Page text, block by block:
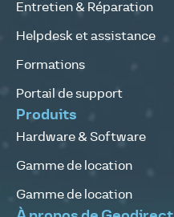
Entretien & Réparation
Helpdesk et assistance
Formations
Portail de support
Produits
Hardware & Software
Gamme de location
Gamme de location